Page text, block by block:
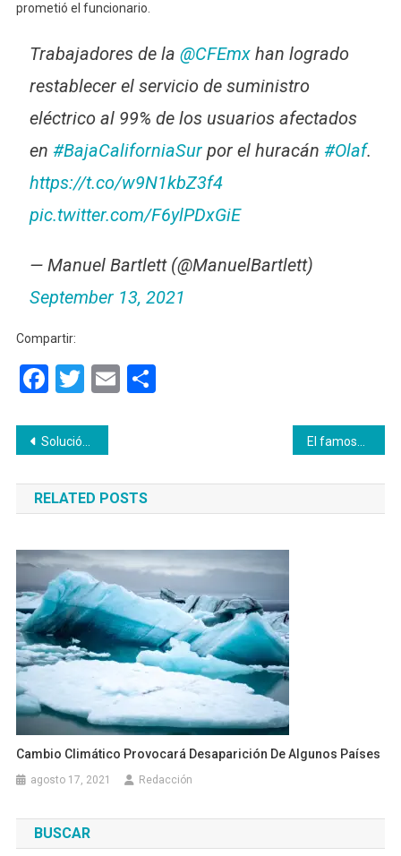
prometió el funcionario.
Trabajadores de la @CFEmxhan logrado
restablecer el servicio de suministro
eléctrico al 99% de los usuarios afectados
en #BajaCaliforniaSurpor el huracán #Olaf.
https://t.co/w9N1kbZ3f4
pic.twitter.com/F6ylPDxGiE
— Manuel Bartlett (@ManuelBartlett)
September 13, 2021
Compartir:
Facebook
Twitter
EmailCompartir
Navegación
de
entradas
Solución salina frena avance del COVID-19: científicos brasileños
RELATED POSTS
Cambio Climático Provocará Desaparición De Algunos Países
agosto 17, 2021 Redacción
BUSCAR